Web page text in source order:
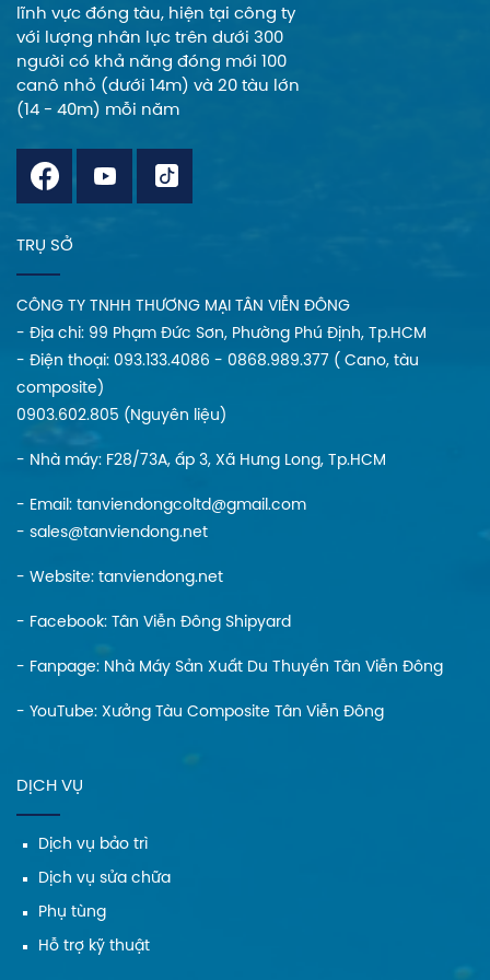
lĩnh vực đóng tàu, hiện tại công ty
với lượng nhân lực trên dưới 300
người có khả năng đóng mới 100
canô nhỏ (dưới 14m) và 20 tàu lớn
(14 - 40m) mỗi năm
TRỤ SỞ
CÔNG TY TNHH THƯƠNG MẠI TÂN VIỄN ĐÔNG
- Địa chi: 99 Phạm Đức Sơn, Phường Phú Định, Tp.HCM
- Điện thoại: 093.133.4086 - 0868.989.377 ( Cano, tàu
composite)
0903.602.805 (Nguyên liệu)
- Nhà máy: F28/73A, ấp 3, Xã Hưng Long, Tp.HCM
- Email: tanviendongcoltd@gmail.com
- sales@tanviendong.net
- Website: tanviendong.net
- Facebook: Tân Viễn Đông Shipyard
- Fanpage: Nhà Máy Sản Xuất Du Thuyền Tân Viễn Đông
- YouTube: Xưởng Tàu Composite Tân Viễn Đông
DỊCH VỤ
Dịch vụ bảo trì
Dịch vụ sửa chữa
Phụ tùng
Hỗ trợ kỹ thuật